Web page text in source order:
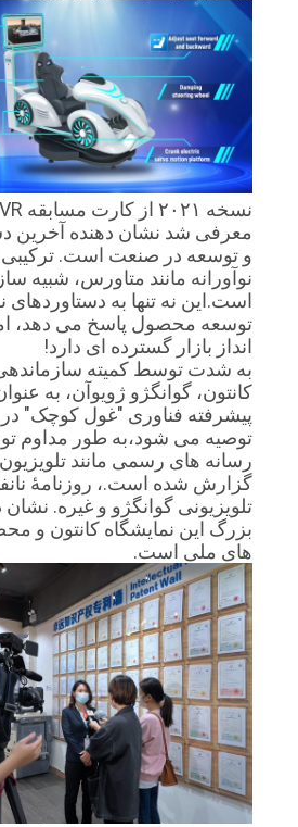
معرفی شد نشان دهنده آخرین
و توسعه در صنعت است.
نوآورانه مانند متاورس، شبیه
است.این نه تنها به دستاوردهای
توسعه محصول پاسخ می دهد،
انداز بازار گسترده ای دارد!
به شدت توسط کمیته
کانتون، گوانگژو ژویوآن، به
پیشرفته فناوری "غول کوچک"
توصیه می شود،به طور مداوم
رسانه های رسمی مانند
گزارش شده است.، روزنامۀ
تلویزیونی گوانگژو و غیره.
بزرگ این نمایشگاه کانتون و
های ملی است.